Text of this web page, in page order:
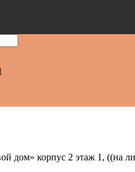
дом» корпус 2 этаж 1, ((на